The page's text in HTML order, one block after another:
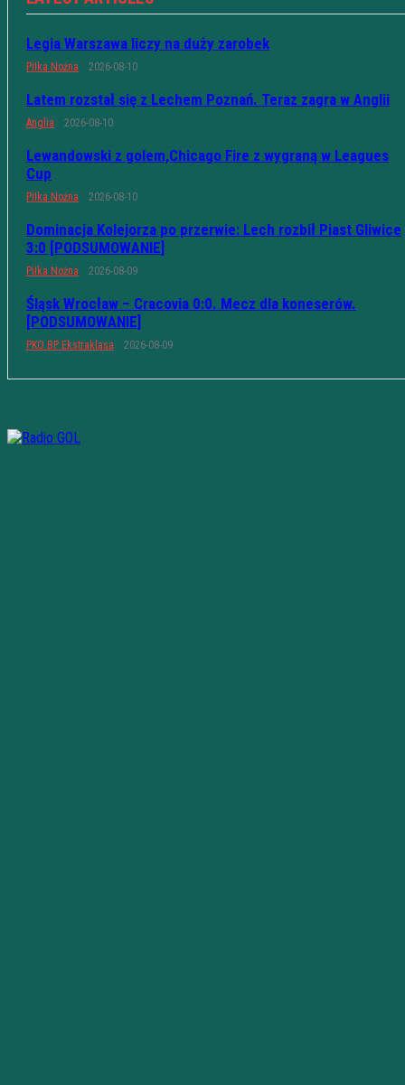
Legia Warszawa liczy na duży zarobek
Piłka Nożna 2026-08-10
Latem rozstał się z Lechem Poznań. Teraz zagra w Anglii
Anglia 2026-08-10
Lewandowski z golem,Chicago Fire z wygraną w Leagues
Cup
Piłka Nożna 2026-08-10
Dominacja Kolejorza po przerwie: Lech rozbił Piast Gliwice
3:0 [PODSUMOWANIE]
Piłka Nożna 2026-08-09
Śląsk Wrocław – Cracovia 0:0. Mecz dla koneserów.
[PODSUMOWANIE]
PKO BP Ekstraklasa 2026-08-09